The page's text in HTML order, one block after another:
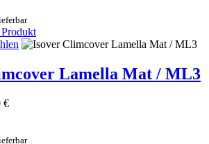
werden
113,40 €
Dieses
mehrere Lamella Mat / ML3
€Preisspanne:
97,20 €